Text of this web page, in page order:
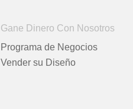
Gane Dinero Con Nosotros
Programa de Negocios
Vender su Diseño